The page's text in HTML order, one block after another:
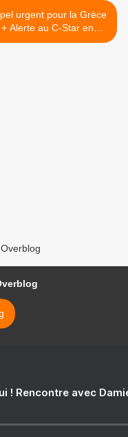
urgent pour la Grèce
+ Alerte au C-Star en
France >
! Rencontre avec